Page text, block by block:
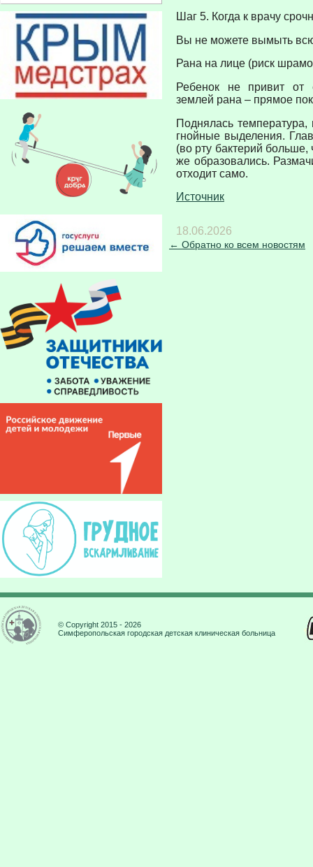
Шаг 5. Когда к врачу
Вы не можете вымыть всю
Рана на лице (риск
Ребенок не привит от
землей рана – прямое
Поднялась температура,
гнойные выделения.
(во рту бактерий
же образовались.
отходит само.
Источник
18.06.2026
← Обратно ко всем новостям
© Copyright 2015 - 2026
Симферопольская городская детская клиническая больница